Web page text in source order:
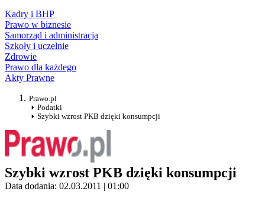
Kadry i BHP
Prawo w biznesie
Samorząd i administracja
Szkoły i uczelnie
Zdrowie
Prawo dla każdego
Akty Prawne
Prawo.pl
Podatki
Szybki wzrost PKB dzięki konsumpcji
Szybki wzrost PKB dzięki konsumpcji
Data dodania: 02.03.2011 | 01:00